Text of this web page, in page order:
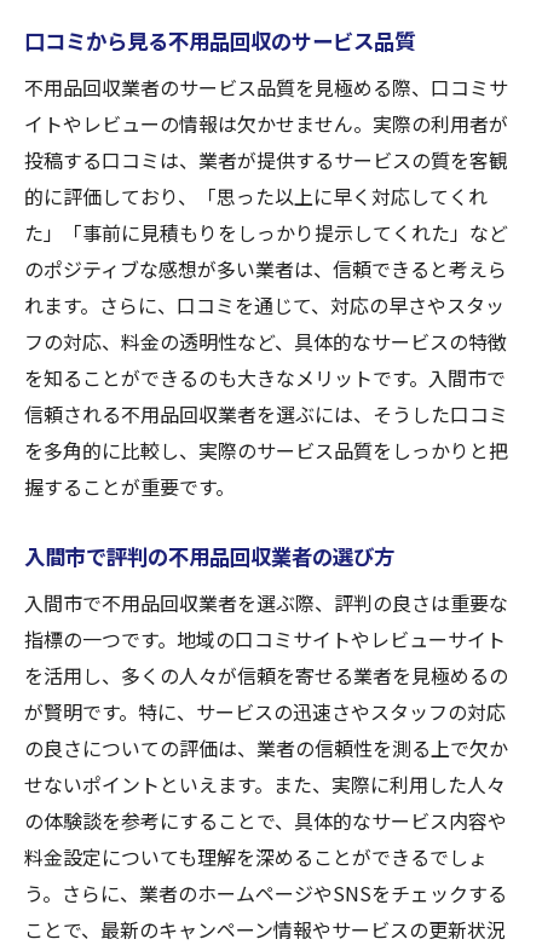
口コミを活用して不用品回収業者を見極め
る方法
不用品回収の口コミから学ぶ賢い選び方
利用者の声を活かした不用品回収業者選び
不用品回収の口コミが示す業者選びのポイ
ント
口コミを参考に満足度の高い不用品回収を
実現
不用品回収業者選びに役立つ口コミ活用法
埼玉県入間市で信頼できる不用品回収業者の選
び方
信頼できる不用品回収業者を選ぶための基
入間市で口コミが高い不用品回収業者の選
定法
不用品回収業者を選ぶ際の口コミチェック
ポイント
入間市の不用品回収業者を選ぶときの重要
な視点
口コミを基にした安心の不用品回収業者の
見つけ方
信頼性の高い不用品回収業者選びのコツ
不用品回収業者選びのカギは口コミにあり
口コミから見る不用品回収のサービス品質
不用品回収業者のサービス品質を見極める際、口コミサ
イトやレビューの情報は欠かせません。実際の利用者が
投稿する口コミは、業者が提供するサービスの質を客観
的に評価しており、「思った以上に早く対応してくれ
た」「事前に見積もりをしっかり提示してくれた」など
のポジティブな感想が多い業者は、信頼できると考えら
れます。さらに、口コミを通じて、対応の早さやスタッ
フの対応、料金の透明性など、具体的なサービスの特徴
を知ることができるのも大きなメリットです。入間市で
信頼される不用品回収業者を選ぶには、そうした口コミ
を多角的に比較し、実際のサービス品質をしっかりと把
握することが重要です。
入間市で評判の不用品回収業者の選び方
入間市で不用品回収業者を選ぶ際、評判の良さは重要な
指標の一つです。地域の口コミサイトやレビューサイト
を活用し、多くの人々が信頼を寄せる業者を見極めるの
が賢明です。特に、サービスの迅速さやスタッフの対応
の良さについての評価は、業者の信頼性を測る上で欠か
せないポイントといえます。また、実際に利用した人々
の体験談を参考にすることで、具体的なサービス内容や
料金設定についても理解を深めることができるでしょ
う。さらに、業者のホームページやSNSをチェックする
ことで、最新のキャンペーン情報やサービスの更新状況